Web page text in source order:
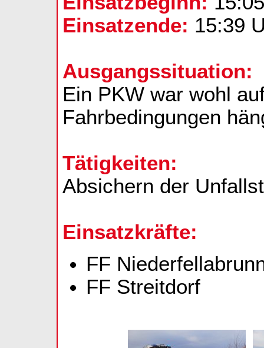
Einsatzende: 15:39
Ausgangssituation:
Ein PKW war wohl
Fahrbedingungen
Tätigkeiten:
Absichern der
Einsatzkräfte:
FF
FF Streitdorf